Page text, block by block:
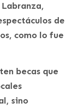
de
como lo fue
becas que
sino